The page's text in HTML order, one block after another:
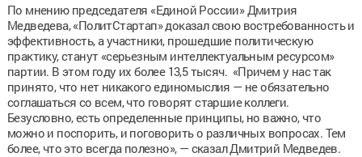
По мнению председателя «Единой России» Дмитрия
Медведева, «ПолитСтартап» доказал свою востребованность и
эффективность, а участники, прошедшие политическую
практику, станут «серьезным интеллектуальным ресурсом»
партии. В этом году их более 13,5 тысяч. «Причем у нас так
принято, что нет никакого единомыслия — не обязательно
соглашаться со всем, что говорят старшие коллеги.
Безусловно, есть определенные принципы, но важно, что
можно и поспорить, и поговорить о различных вопросах. Тем
более, что это всегда полезно», — сказал Дмитрий Медведев.